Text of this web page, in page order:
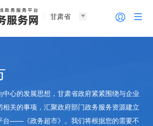
甘肃省
中心的发展思想，甘肃省政府紧紧围绕与企业
关的事项，汇聚政府部门政务服务资源建立
台——《政务超市》。我们将根据您的需要不